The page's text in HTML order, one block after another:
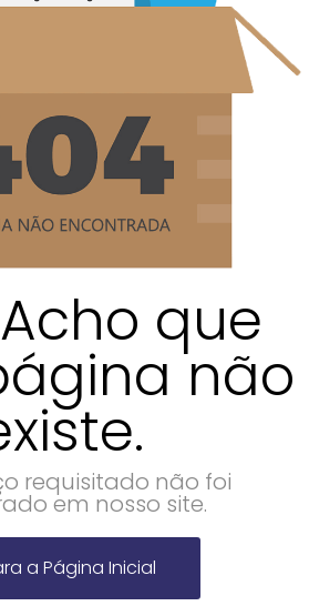
que
não
requisitado não foi
em nosso site.
a Página Inicial